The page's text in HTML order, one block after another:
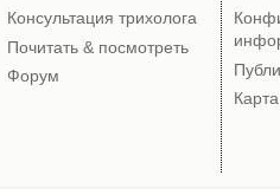
Консультация трихолога
Почитать & посмотреть
Форум